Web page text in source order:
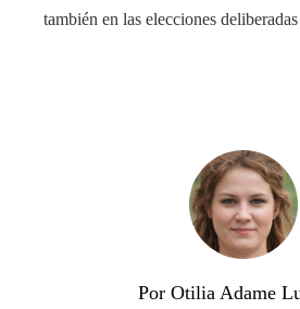
también en las elecciones
Por Otilia Adame